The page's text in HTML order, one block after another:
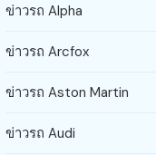
ข่าวรถ Alpha
ข่าวรถ Arcfox
ข่าวรถ Aston Martin
ข่าวรถ Audi